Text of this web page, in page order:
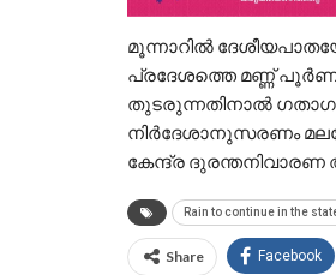
മൂന്നാറിൽ
പ്രദേശത്തെ മണ്ണ്
തുടരുന്നതിനാൽ
നിർദേശാനുസരണം
കേന്ദ്ര ദുരന്തനിവാരണ
Rain to continue in the
Share Facebook